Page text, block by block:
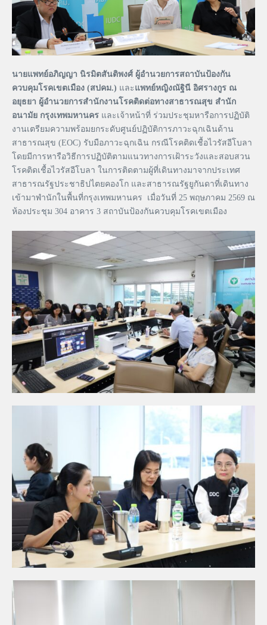
นายแพทย์อภิญญา นิรมิตสันติพงศ์ ผู้อำนวยการสถาบันป้องกัน
ควบคุมโรคเขตเมือง (สปคม.) และ แพทย์หญิงณัฐินี อิศรางกูร ณ
อยุธยา ผู้อำนวยการสํานักงานโรคติดต่อทางสาธารณสุข สํานัก
อนามัย กรุงเทพมหานคร และเจ้าหน้าที่ ร่วมประชุมหารือการปฏิบัติ
งานเตรียมความพร้อมยกระดับศูนย์ปฏิบัติการภาวะฉุกเฉินด้าน
สาธารณสุข (EOC) รับมือภาวะฉุกเฉิน กรณีโรคติดเชื้อไวรัสอีโบลา
โดยมีการหารือวิธีการปฏิบัติตามแนวทางการเฝ้าระวังและสอบสวน
โรคติดเชื้อไวรัสอีโบลา ในการติดตามผู้ที่เดินทางมาจากประเทศ
สาธารณรัฐประชาธิปไตยคองโก และสาธารณรัฐยูกันดาที่เดินทาง
เข้ามาพำนักในพื้นที่กรุงเทพมหานคร เมื่อวันที่ 25 พฤษภาคม 2569 ณ
ห้องประชุม 304 อาคาร 3 สถาบันป้องกันควบคุมโรคเขตเมือง